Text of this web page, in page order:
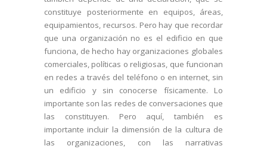
constituye posteriormente en equipos, áreas,
equipamientos, recursos. Pero hay que recordar
que una organización no es el edificio en que
funciona, de hecho hay organizaciones globales
comerciales, políticas o religiosas, que funcionan
en redes a través del teléfono o en internet, sin
un edificio y sin conocerse físicamente. Lo
importante son las redes de conversaciones que
las constituyen. Pero aquí, también es
importante incluir la dimensión de la cultura de
las organizaciones, con las narrativas